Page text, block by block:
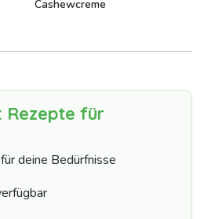
Cashewcreme
Rezepte für
für deine Bedürfnisse